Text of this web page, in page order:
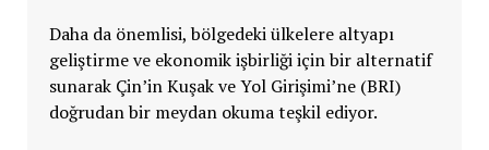
Daha da önemlisi, bölgedeki ülkelere altyapı
geliştirme ve ekonomik işbirliği için bir alternatif
sunarak Çin’in Kuşak ve Yol Girişimi’ne (BRI)
doğrudan bir meydan okuma teşkil ediyor.